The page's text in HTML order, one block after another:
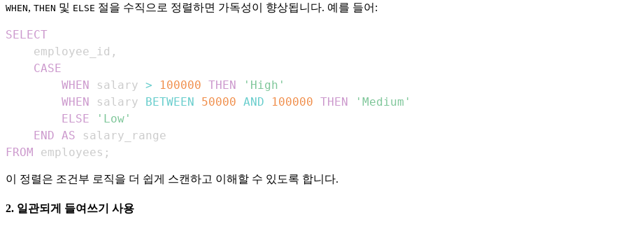
WHEN, THEN 및 ELSE 절을 수직으로 정렬하면 가독성이 향상됩니다. 예를 들어:
SELECT
    employee_id
,
CASE
WHEN salary > 100000 THEN
'High'
WHEN salary BETWEEN 50000 AND 100000 THEN
'Medium'
ELSE
'Low'
END AS
FROM employees ;
이 정렬은 조건부 로직을 더 쉽게 스캔하고 이해할 수 있도록 합니다.
2. 일관되게 들여쓰기 사용